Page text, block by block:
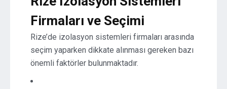
Firmaları ve Seçimi
Rize’de izolasyon sistemleri firmaları arasında
seçim yaparken dikkate alınması gereken bazı
önemli faktörler bulunmaktadır.